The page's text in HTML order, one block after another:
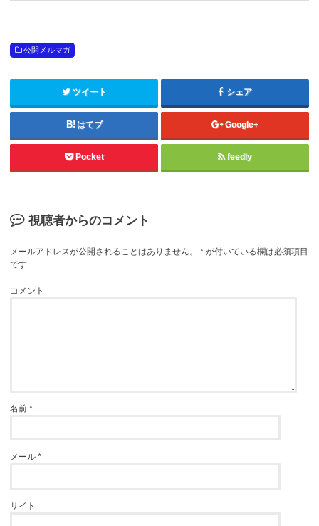
公開メルマガ
ツイート シェア
はてブ Google+
Pocket feedly
視聴者からのコメント
メールアドレスが公開されることはありません。 * が付いている欄は必須項目
です
コメント
名前*
メール*
サイト